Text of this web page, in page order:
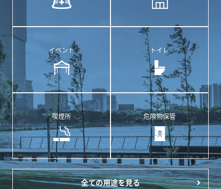
イベント トイレ
喫煙所 危険物保管
全ての用途を見る